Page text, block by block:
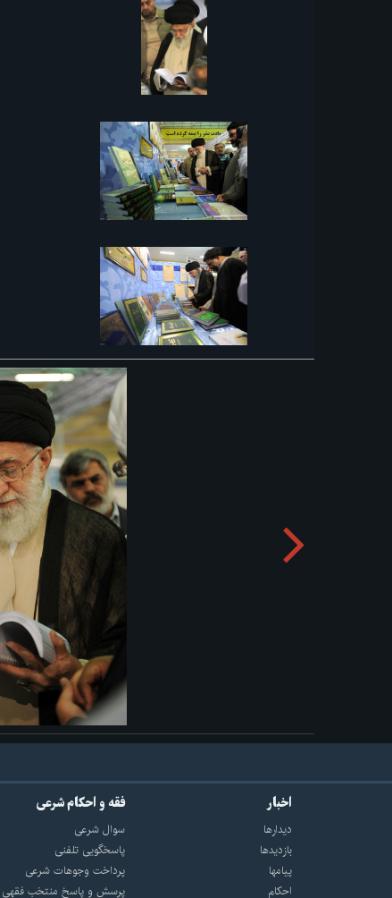
اخبار
دیدارها
بازديدها
پيامها
احكام
فقه و احکام شرعی
سوال شرعی
پاسخگویی تلفنی
پرداخت وجوهات شرعی
پرسش و پاسخ منتخب فقهی